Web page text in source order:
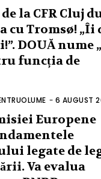
la CFR Cluj
cu Tromsø! „Îi
DOUĂ nume
funcția de
- 6 AUGUST
Europene
legate de
Va evalua